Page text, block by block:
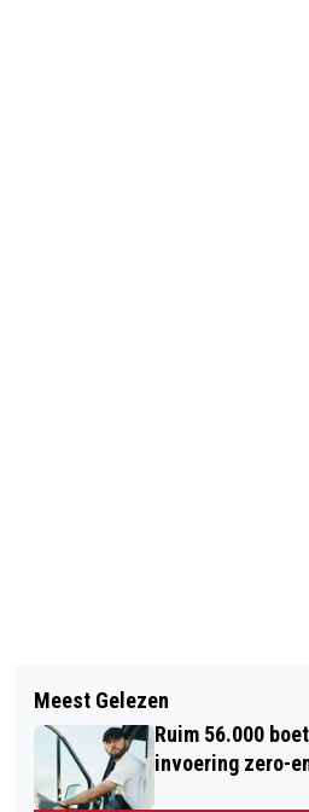
110 AANHOUDINGEN
MENSENSMOKKEL
VIDEO: TRAANGAS
RELSCHOPPERS IN
Meest Gelezen
Ruim 56.000
invoering zero-